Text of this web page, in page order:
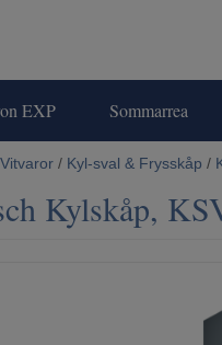
EXP Sommarrea
Vitvaror / Kyl-sval & Frysskåp /
Kylskåp,